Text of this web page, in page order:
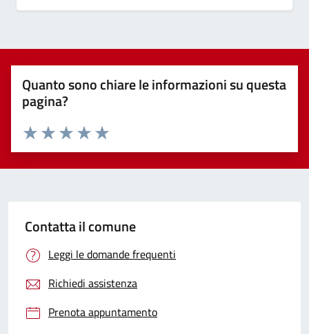
Quanto sono chiare le informazioni su questa
pagina?
Valuta 5 stelle su 5
Valuta 4 stelle su 5
Valuta 3 stelle su 5
Valuta 2 stelle su 5
Valuta 1 stelle su 5
Contatta il comune
Leggi le domande frequenti
Richiedi assistenza
Prenota appuntamento